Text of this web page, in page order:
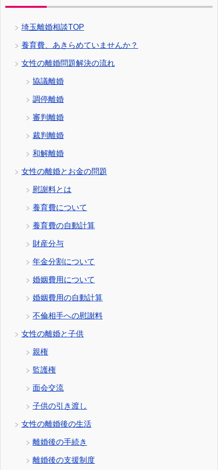
埼玉離婚相談TOP
養育費、あきらめていませんか？
女性の離婚問題解決の流れ
協議離婚
調停離婚
審判離婚
裁判離婚
和解離婚
女性の離婚とお金の問題
慰謝料とは
養育費について
養育費の自動計算
財産分与
年金分割について
婚姻費用について
婚姻費用の自動計算
不倫相手への慰謝料
女性の離婚と子供
親権
監護権
面会交流
子供の引き渡し
女性の離婚後の生活
離婚後の手続き
離婚後の支援制度